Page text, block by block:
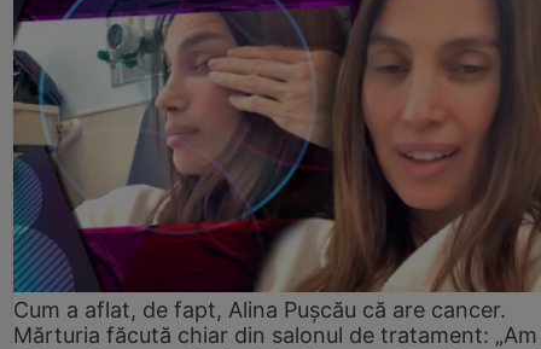
Cum a aflat, de fapt, Alina Pușcău că are cancer.
Mărturia făcută chiar din salonul de tratament: